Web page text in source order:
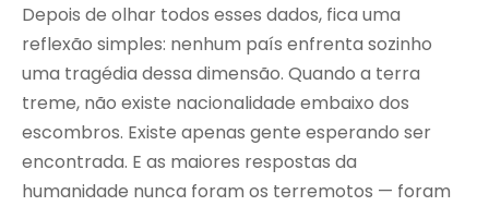
Depois de olhar todos esses dados, fica uma
reflexão simples: nenhum país enfrenta sozinho
uma tragédia dessa dimensão. Quando a terra
treme, não existe nacionalidade embaixo dos
escombros. Existe apenas gente esperando ser
encontrada. E as maiores respostas da
humanidade nunca foram os terremotos — foram